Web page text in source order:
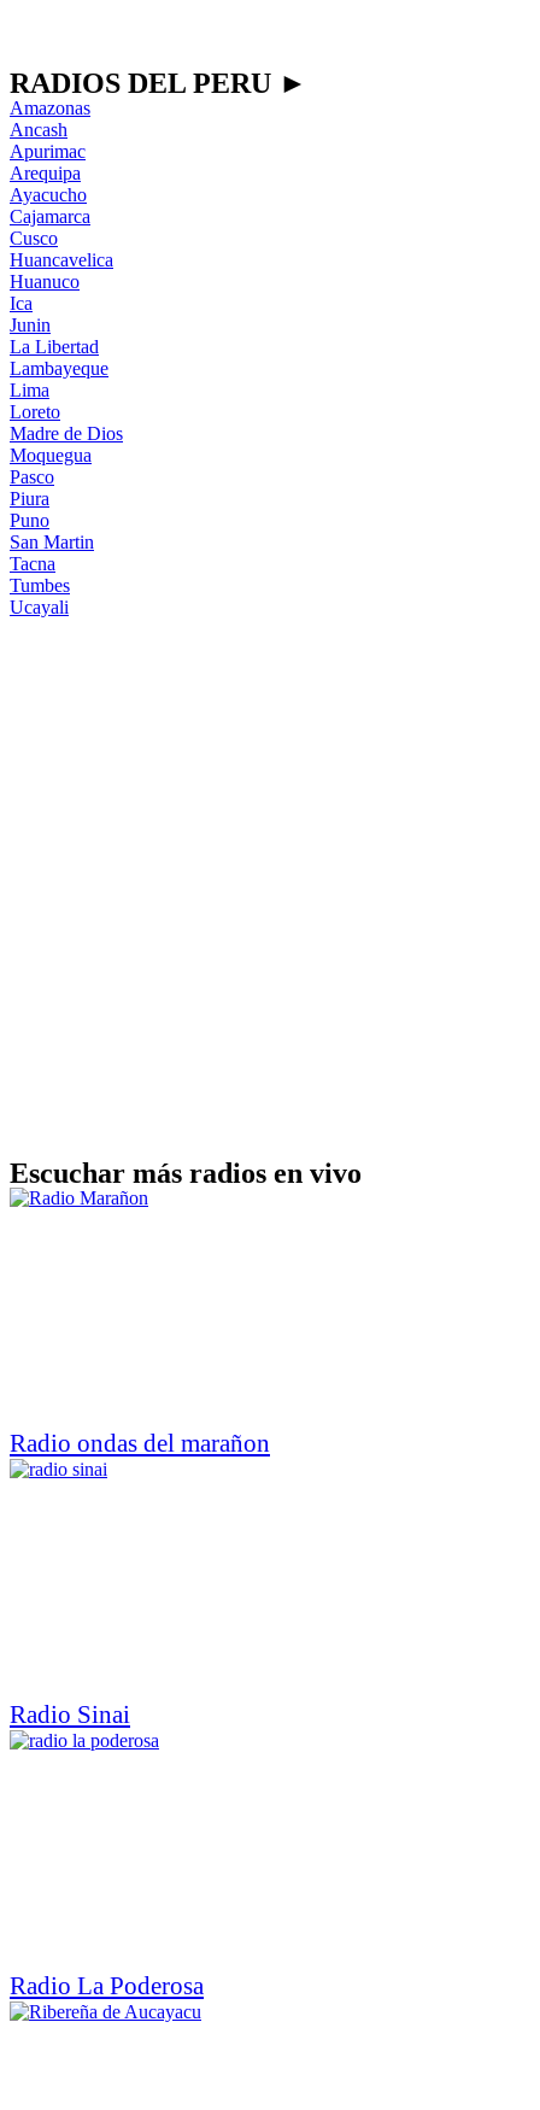
RADIOS DEL PERU ►
Amazonas
Ancash
Apurimac
Arequipa
Ayacucho
Cajamarca
Cusco
Huancavelica
Huanuco
Ica
Junin
La Libertad
Lambayeque
Lima
Loreto
Madre de Dios
Moquegua
Pasco
Piura
Puno
San Martin
Tacna
Tumbes
Ucayali
Escuchar más radios en vivo
Radio ondas del marañon
Radio Sinai
Radio La Poderosa